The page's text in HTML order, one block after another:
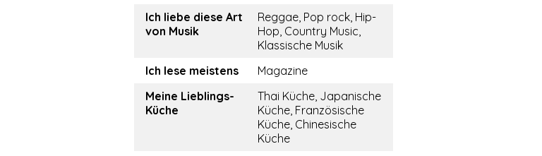
Ich liebe diese Art
von Musik
Reggae, Pop rock, Hip-
Hop, Country Music,
Klassische Musik
Ich lese meistens
Magazine
Meine Lieblings-
Küche
Thai Küche, Japanische
Küche, Französische
Küche, Chinesische
Küche